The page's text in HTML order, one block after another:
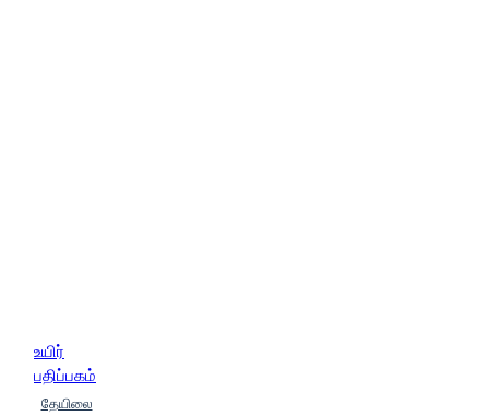
உயிர்
பதிப்பகம்
தேயிலை